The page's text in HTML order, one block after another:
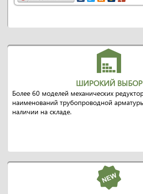
ШИРОКИЙ ВЫБОР
Более 60 моделей механических
наименований трубопроводной
наличии на складе.